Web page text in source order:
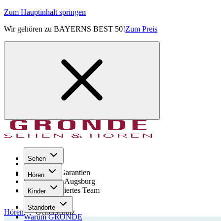
Zum Hauptinhalt springen
Wir gehören zu BAYERNS BEST 50!Zum Preis
Sehen
Hören
Kinder
Standorte
Warum GRONDE
Seit 1971
GRONDE Garantien
8× im Raum Augsburg
Hochqualifiziertes Team
Hören Gehörschutz